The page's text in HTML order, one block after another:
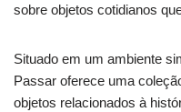
sobre objetos cotidianos
Situado em um ambiente
Passar oferece uma
objetos relacionados à